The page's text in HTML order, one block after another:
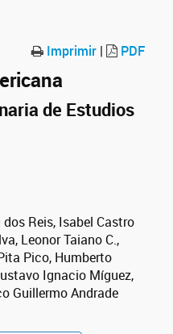
Imprimir | PDF
de Estudios
Reis, Isabel Castro
Leonor Taiano C.,
Pico, Humberto
Ignacio Míguez,
Guillermo Andrade